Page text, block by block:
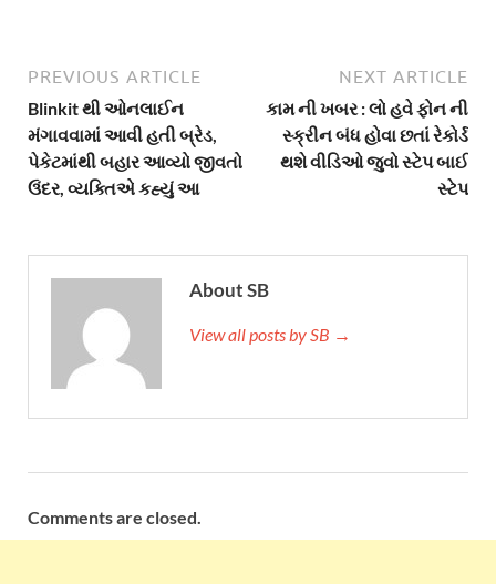
PREVIOUS ARTICLE
Blinkit થી ઓનલાઈન
મંગાવવામાં આવી હતી બ્રેડ,
પેકેટમાંથી બહાર આવ્યો જીવતો
ઉંદર, વ્યક્તિએ કહ્યું આ
NEXT ARTICLE
કામ ની ખબર : લો હવે ફોન ની
સ્ક્રીન બંધ હોવા છતાં રેકોર્ડ
થશે વીડિઓ જુવો સ્ટેપ બાઈ
સ્ટેપ
About SB
View all posts by SB →
Comments are closed.